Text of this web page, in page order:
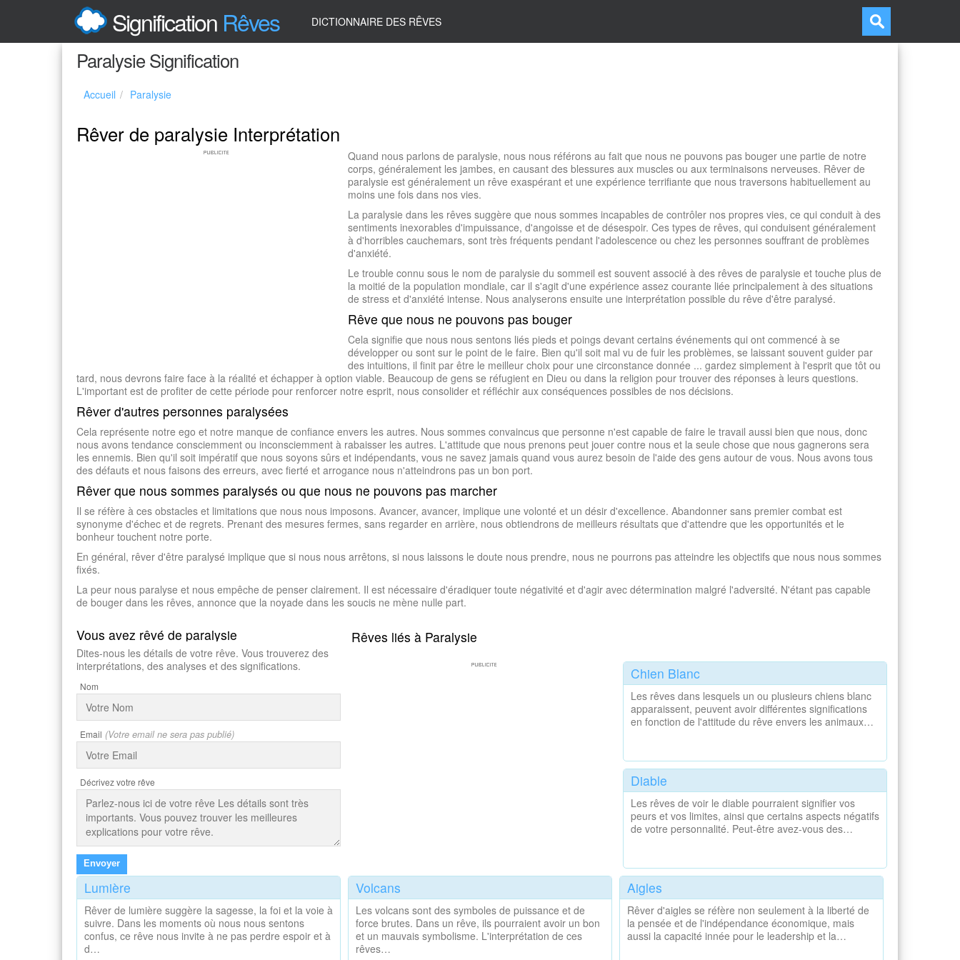
Signification Rêves DICTIONNAIRE DES RÊVES
Paralysie Signification
Accueil Paralysie
Rêver de paralysie Interprétation
Quand nous parlons de paralysie, nous nous référons au fait que nous ne pouvons pas bouger une partie de notre
corps, généralement les jambes, en causant des blessures aux muscles ou aux terminaisons nerveuses. Rêver de
paralysie est généralement un rêve exaspérant et une expérience terrifiante que nous traversons habituellement au
moins une fois dans nos vies.
La paralysie dans les rêves suggère que nous sommes incapables de contrôler nos propres vies, ce qui conduit à des
sentiments inexorables d'impuissance, d'angoisse et de désespoir. Ces types de rêves, qui conduisent généralement
à d'horribles cauchemars, sont très fréquents pendant l'adolescence ou chez les personnes souffrant de problèmes
d'anxiété.
Le trouble connu sous le nom de paralysie du sommeil est souvent associé à des rêves de paralysie et touche plus de
la moitié de la population mondiale, car il s'agit d'une expérience assez courante liée principalement à des situations
de stress et d'anxiété intense. Nous analyserons ensuite une interprétation possible du rêve d'être paralysé.
Rêve que nous ne pouvons pas bouger
Cela signifie que nous nous sentons liés pieds et poings devant certains événements qui ont commencé à se
développer ou sont sur le point de le faire. Bien qu'il soit mal vu de fuir les problèmes, se laissant souvent guider par
des intuitions, il finit par être le meilleur choix pour une circonstance donnée ... gardez simplement à l'esprit que tôt ou
tard, nous devrons faire face à la réalité et échapper à option viable. Beaucoup de gens se réfugient en Dieu ou dans la religion pour trouver des réponses à leurs questions.
L'important est de profiter de cette période pour renforcer notre esprit, nous consolider et réfléchir aux conséquences possibles de nos décisions.
Rêver d'autres personnes paralysées
Cela représente notre ego et notre manque de confiance envers les autres. Nous sommes convaincus que personne n'est capable de faire le travail aussi bien que nous, donc
nous avons tendance consciemment ou inconsciemment à rabaisser les autres. L'attitude que nous prenons peut jouer contre nous et la seule chose que nous gagnerons sera
les ennemis. Bien qu'il soit impératif que nous soyons sûrs et indépendants, vous ne savez jamais quand vous aurez besoin de l'aide des gens autour de vous. Nous avons tous
des défauts et nous faisons des erreurs, avec fierté et arrogance nous n'atteindrons pas un bon port.
Rêver que nous sommes paralysés ou que nous ne pouvons pas marcher
Il se réfère à ces obstacles et limitations que nous nous imposons. Avancer, avancer, implique une volonté et un désir d'excellence. Abandonner sans premier combat est
synonyme d'échec et de regrets. Prenant des mesures fermes, sans regarder en arrière, nous obtiendrons de meilleurs résultats que d'attendre que les opportunités et le
bonheur touchent notre porte.
En général, rêver d'être paralysé implique que si nous nous arrêtons, si nous laissons le doute nous prendre, nous ne pourrons pas atteindre les objectifs que nous nous sommes
fixés.
La peur nous paralyse et nous empêche de penser clairement. Il est nécessaire d'éradiquer toute négativité et d'agir avec détermination malgré l'adversité. N'étant pas capable
de bouger dans les rêves, annonce que la noyade dans les soucis ne mène nulle part.
Vous avez rêvé de paralysie
Dites-nous les détails de votre rêve. Vous trouverez des
interprétations, des analyses et des significations.
Nom
Email (Votre email ne sera pas publié)
Décrivez votre rêve
Envoyer
Rêves liés à Paralysie
Chien Blanc
Les rêves dans lesquels un ou plusieurs chiens blanc
apparaissent, peuvent avoir différentes significations
en fonction de l'attitude du rêve envers les animaux…
Diable
Les rêves de voir le diable pourraient signifier vos
peurs et vos limites, ainsi que certains aspects négatifs
de votre personnalité. Peut-être avez-vous des…
Lumière
Rêver de lumière suggère la sagesse, la foi et la voie à
suivre. Dans les moments où nous nous sentons
confus, ce rêve nous invite à ne pas perdre espoir et à
d…
Volcans
Les volcans sont des symboles de puissance et de
force brutes. Dans un rêve, ils pourraient avoir un bon
et un mauvais symbolisme. L'interprétation de ces
rêves…
Aigles
Rêver d'aigles se réfère non seulement à la liberté de
la pensée et de l'indépendance économique, mais
aussi la capacité innée pour le leadership et la…